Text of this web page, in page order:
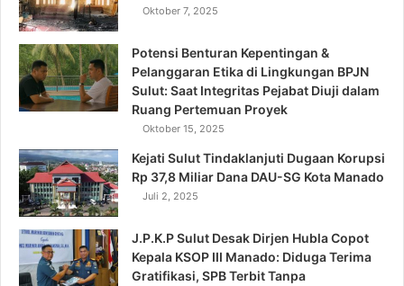
Oktober 7, 2025
Potensi Benturan Kepentingan &
Pelanggaran Etika di Lingkungan BPJN
Sulut: Saat Integritas Pejabat Diuji dalam
Ruang Pertemuan Proyek
Oktober 15, 2025
Kejati Sulut Tindaklanjuti Dugaan Korupsi
Rp 37,8 Miliar Dana DAU-SG Kota Manado
Juli 2, 2025
J.P.K.P Sulut Desak Dirjen Hubla Copot
Kepala KSOP III Manado: Diduga Terima
Gratifikasi, SPB Terbit Tanpa